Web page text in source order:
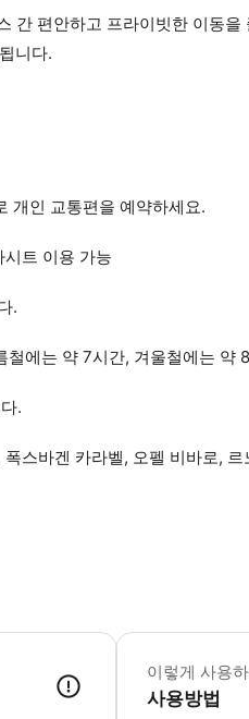
간 편안하고 프라이빗한 이동을
니다.
개인 교통편을 예약하세요.
트 이용 가능
.
에는 약 7시간, 겨울철에는 약
.
스바겐 카라벨, 오펠 비바로,
* 소요시간 : 480분 (
이렇게 사용
사용방법